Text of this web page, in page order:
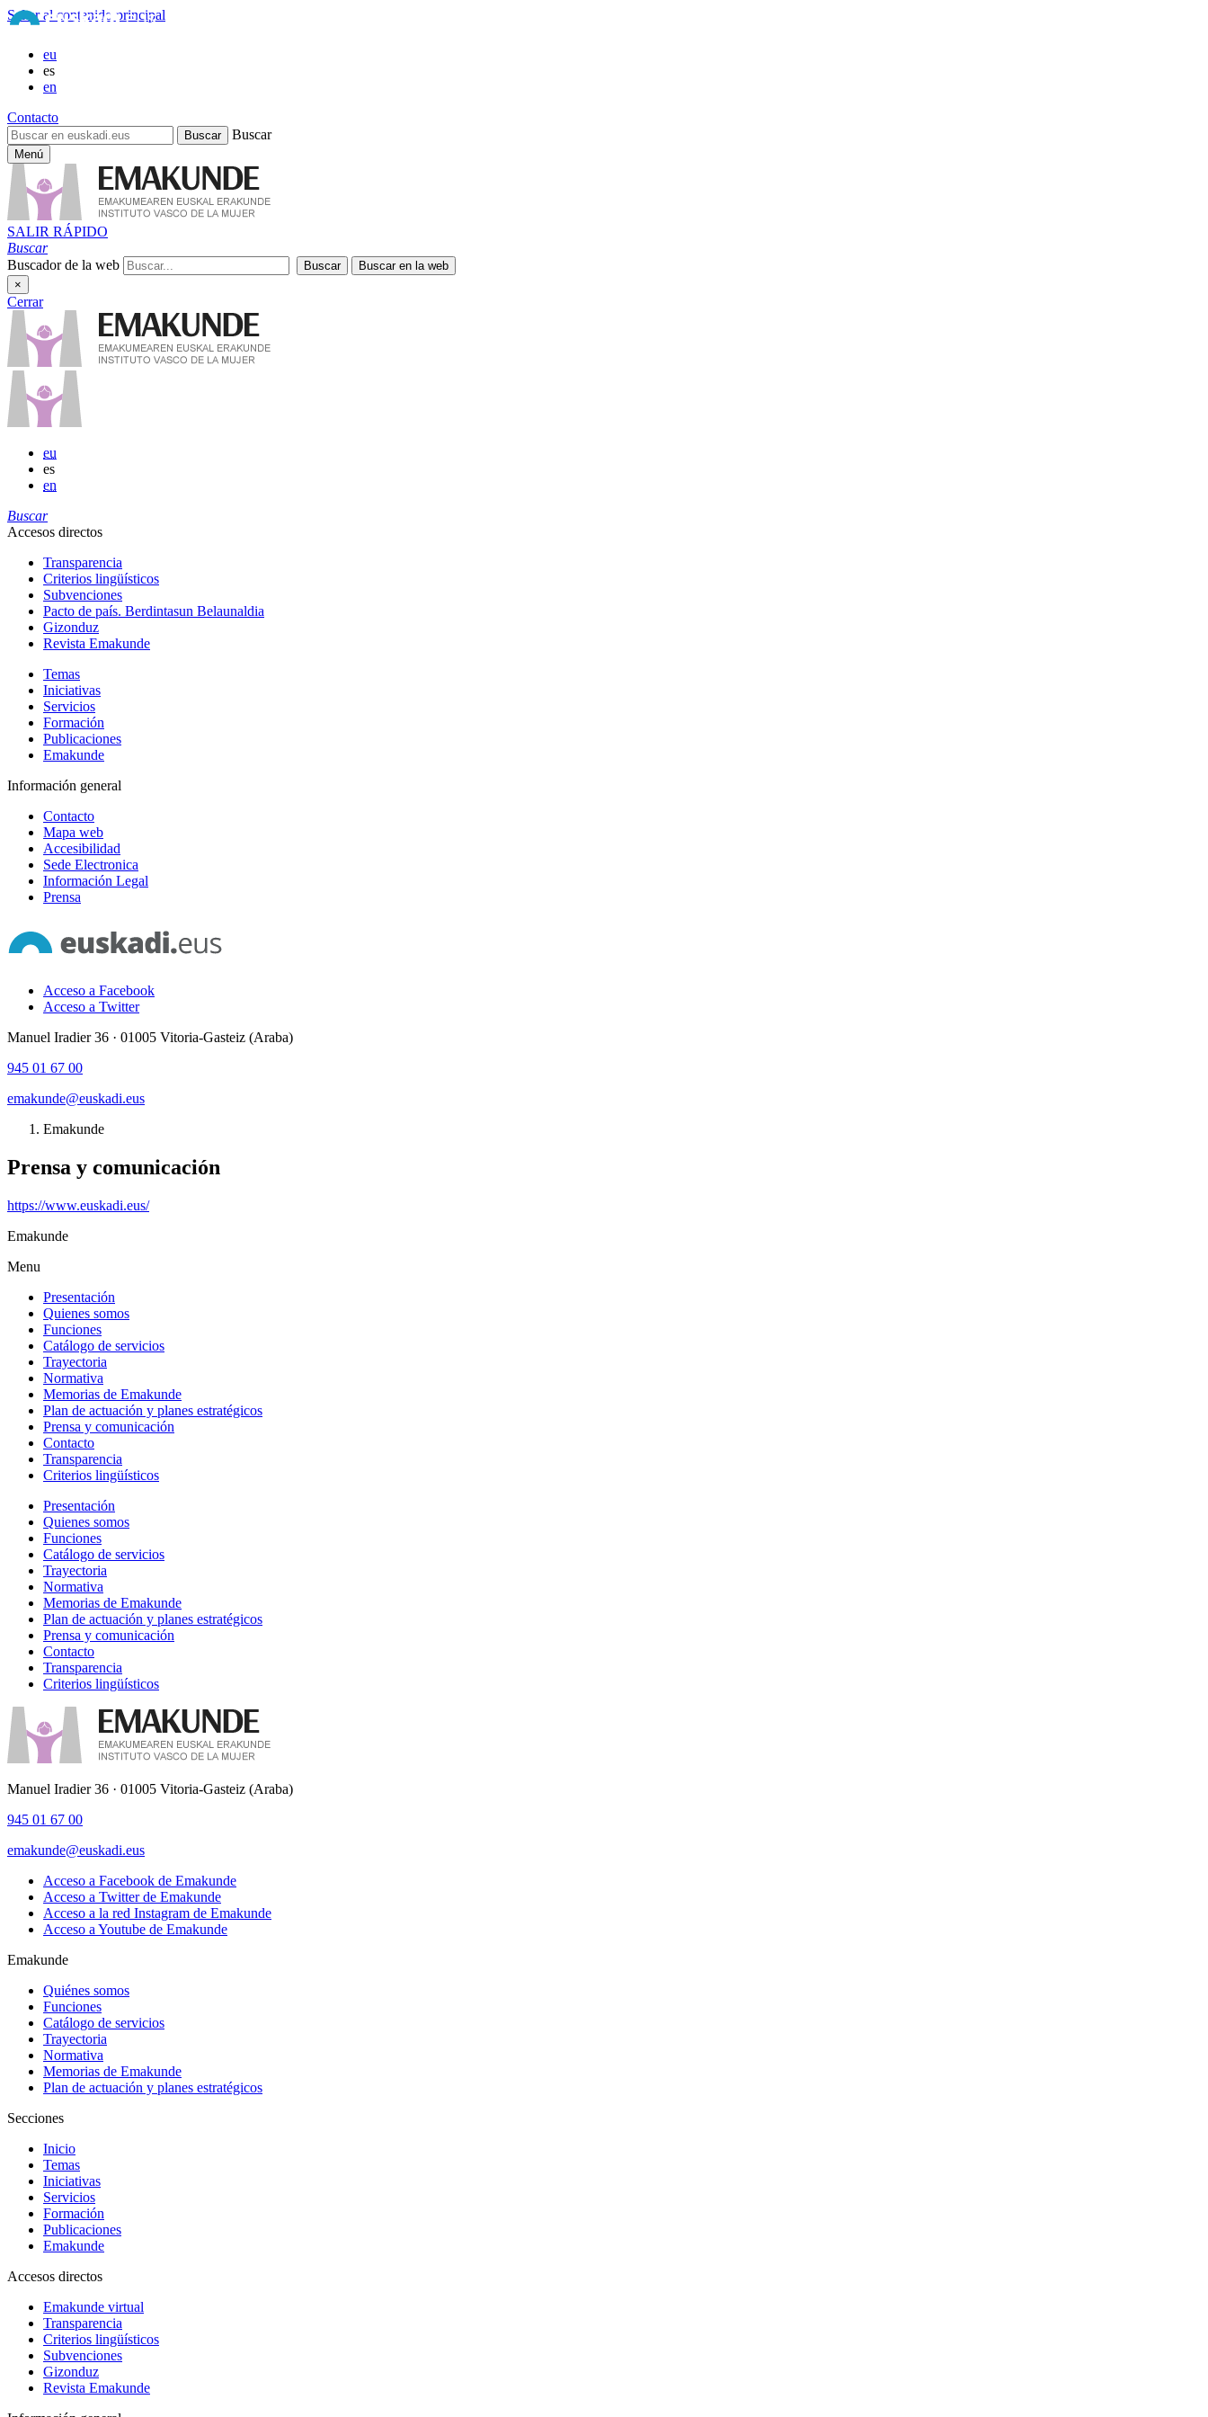
Saltar al contenido principal
eu
es
en
Contacto
Buscar
Menú
SALIR RÁPIDO
Buscar
Buscador de la web
×
Cerrar
eu
es
en
Buscar
Accesos directos
Transparencia
Criterios lingüísticos
Subvenciones
Pacto de país. Berdintasun Belaunaldia
Gizonduz
Revista Emakunde
Temas
Iniciativas
Servicios
Formación
Publicaciones
Emakunde
Información general
Contacto
Mapa web
Accesibilidad
Sede Electronica
Información Legal
Prensa
Acceso a Facebook
Acceso a Twitter
Manuel Iradier 36 · 01005 Vitoria-Gasteiz (Araba)
945 01 67 00
emakunde@euskadi.eus
Emakunde
Prensa y comunicación
https://www.euskadi.eus/
Emakunde
Menu
Presentación
Quienes somos
Funciones
Catálogo de servicios
Trayectoria
Normativa
Memorias de Emakunde
Plan de actuación y planes estratégicos
Prensa y comunicación
Contacto
Transparencia
Criterios lingüísticos
Presentación
Quienes somos
Funciones
Catálogo de servicios
Trayectoria
Normativa
Memorias de Emakunde
Plan de actuación y planes estratégicos
Prensa y comunicación
Contacto
Transparencia
Criterios lingüísticos
Manuel Iradier 36 · 01005 Vitoria-Gasteiz (Araba)
945 01 67 00
emakunde@euskadi.eus
Acceso a Facebook de Emakunde
Acceso a Twitter de Emakunde
Acceso a la red Instagram de Emakunde
Acceso a Youtube de Emakunde
Emakunde
Quiénes somos
Funciones
Catálogo de servicios
Trayectoria
Normativa
Memorias de Emakunde
Plan de actuación y planes estratégicos
Secciones
Inicio
Temas
Iniciativas
Servicios
Formación
Publicaciones
Emakunde
Accesos directos
Emakunde virtual
Transparencia
Criterios lingüísticos
Subvenciones
Gizonduz
Revista Emakunde